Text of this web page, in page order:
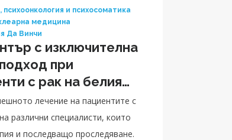
психоонкология и психосоматика
медицина
Да Винчи
с изключителна
при
с рак на белия
лечение на пациентите с
различни специалисти, които
и последващо проследяване.